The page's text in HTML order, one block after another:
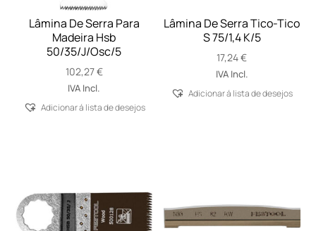
Lâmina De Serra Para
Madeira Hsb
50/35/J/Osc/5
102,27€
IVA Incl.
Adicionar á lista de desejos
Lâmina De Serra Tico-Tico
S 75/1,4 K/5
17,24€
IVA Incl.
Adicionar á lista de desejos